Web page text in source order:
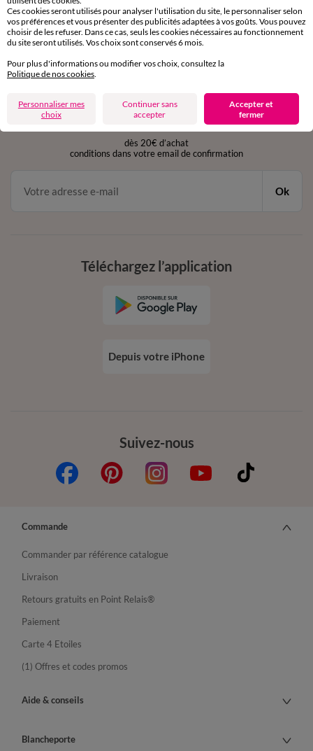
Service clients
par chat et par téléphone
de 8h00 à 20h00 du lundi au samedi
11€ Offerts
en vous inscrivant à la newsletter
dès 20€ d’achat
conditions dans votre email de confirmation
Ok
Suivez-nous
Téléchargez l’application
Depuis votre iPhone
Commande
Commander par référence catalogue
Livraison
Retours gratuits en Point Relais®
Paiement
Carte 4 Etoiles
(1) Offres et codes promos
Aide & conseils
Blancheporte
Ces cookies seront utilisés pour analyser l'utilisation du site, le personnaliser selon
vos préférences et vous présenter des publicités adaptées à vos goûts. Vous pouvez
choisir de les refuser. Dans ce cas, seuls les cookies nécessaires au fonctionnement
du site seront utilisés. Vos choix sont conservés 6 mois.
Pour plus d'informations ou modifier vos choix, consultez la
Politique de nos cookies.
Personnaliser mes
choix
Continuer sans
accepter
Accepter et
fermer